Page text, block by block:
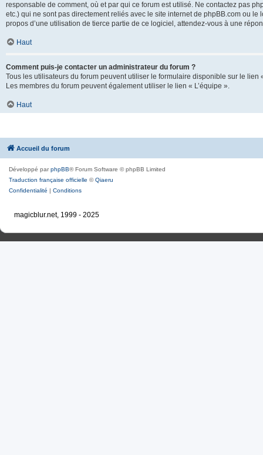
responsable de comment, où et par qui ce forum est utilisé. Ne contactez pas
etc.) qui ne sont pas directement reliés avec le site internet de phpBB.com ou
propos d’une utilisation de tierce partie de ce logiciel, attendez-vous à une
Haut
Comment puis-je contacter un administrateur du forum ?
Tous les utilisateurs du forum peuvent utiliser le formulaire disponible sur le
Les membres du forum peuvent également utiliser le lien « L’équipe ».
Haut
Accueil du forum
Développé parphpBB® Forum Software © phpBB Limited
Traduction française officielle ©Qiaeru
Confidentialité | Conditions
magicblur.net, 1999 - 2025